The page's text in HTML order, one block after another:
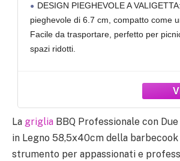
Termometro, Ripiani
Barbecue A Carbone
Acciaio
DESIGN - Il barbecue da giardino
eleganza e funzionalità per
superiore. Grazie al suo coperchio con
maniglia ergonomica, è perfetto per
La griglia BBQ Professionale con
in Legno 58,5x40cm della
strumento per appassionati e